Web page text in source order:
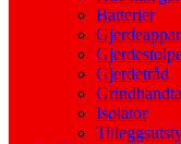
Batterier
Gjerdetråd
Isolator